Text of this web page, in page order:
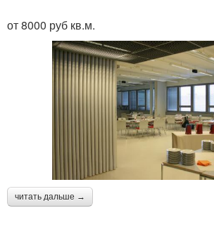
от 8000 руб кв.м.
читать дальше →